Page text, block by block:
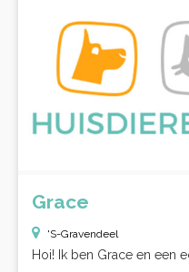
Grace
'S-Gravendeel
Hoi! Ik ben Grace en een